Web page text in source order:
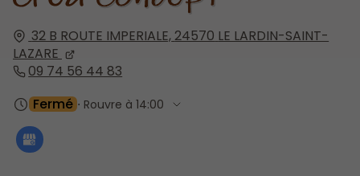
32 B ROUTE IMPERIALE, 24570 LE LARDIN-SAINT-
LAZARE
09 74 56 44 83
Fermé ⋅ Rouvre à 14:00